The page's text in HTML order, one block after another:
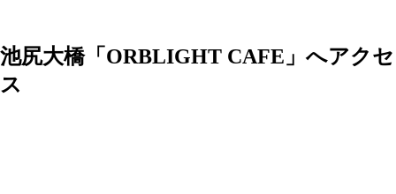
池尻大橋「ORBLIGHT CAFE」へアクセ
ス